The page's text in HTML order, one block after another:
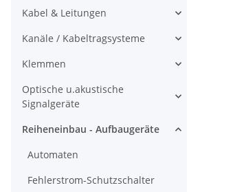
Kabel & Leitungen
Kanäle / Kabeltragsysteme
Klemmen
Optische u.akustische
Signalgeräte
Reiheneinbau - Aufbaugeräte
Automaten
Fehlerstrom-Schutzschalter